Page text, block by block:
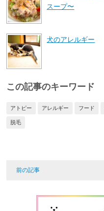
スープ〜
犬のアレルギー
この記事のキーワード
アトピー アレルギー フード
脱毛
前の記事